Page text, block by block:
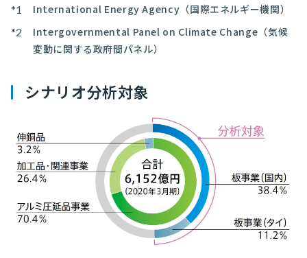
International Energy Agency（国際エネルギー機関）
Intergovernmental Panel on Climate Change（気候
変動に関する政府間パネル）
シナリオ分析対象